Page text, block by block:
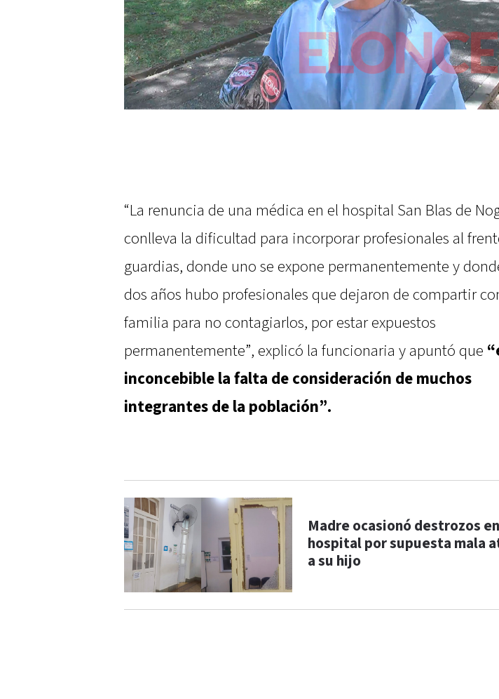
“La renuncia de una médica en el hospital San Blas de
conlleva la dificultad para incorporar profesionales al
guardias, donde uno se expone permanentemente y
dos años hubo profesionales que dejaron de compartir
familia para no contagiarlos, por estar expuestos
permanentemente”, explicó la funcionaria y apuntó que
inconcebible la falta de consideración de muchos
integrantes de la población”.
Madre ocasionó destrozos
hospital por supuesta mala
a su hijo